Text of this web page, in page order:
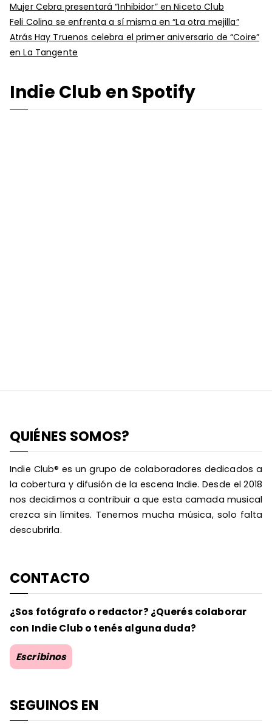
Mujer Cebra presentará “Inhibidor” en Niceto Club
Feli Colina se enfrenta a sí misma en “La otra mejilla”
Atrás Hay Truenos celebra el primer aniversario de “Coire”
en La Tangente
Indie Club en Spotify
QUIÉNES SOMOS?
Indie Club® es un grupo de colaboradores dedicados a
la cobertura y difusión de la escena Indie. Desde el 2018
nos decidimos a contribuir a que esta camada musical
crezca sin límites. Tenemos mucha música, solo falta
descubrirla.
CONTACTO
¿Sos fotógrafo o redactor? ¿Querés colaborar
con Indie Club o tenés alguna duda?
Escribinos
SEGUINOS EN